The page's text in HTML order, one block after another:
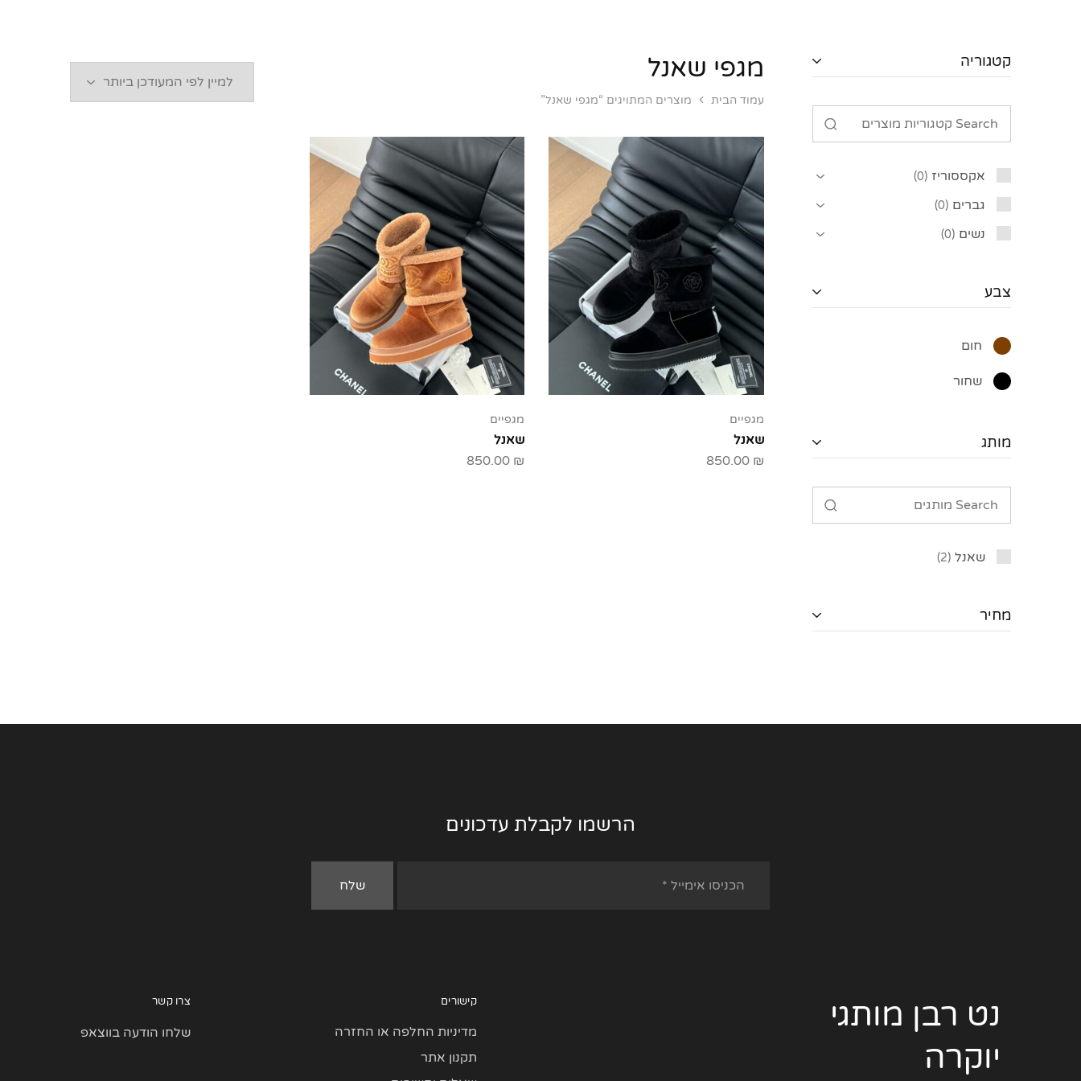
מגפי שאנל
עמוד הבית מוצרים המתויגים “מגפי שאנל”
מגפיים
שאנל
850.00 ₪
מגפיים
שאנל
850.00 ₪
קטגוריה
אקססוריז 0
גברים 0
נשים 0
צבע
חום
שחור
מותג
שאנל 2
מחיר
הרשמו לקבלת עדכונים
נט רבן מותגי
יוקרה
קישורים
מדיניות החלפה או החזרה
תקנון אתר
צרו קשר
שלחו הודעה בווצאפ